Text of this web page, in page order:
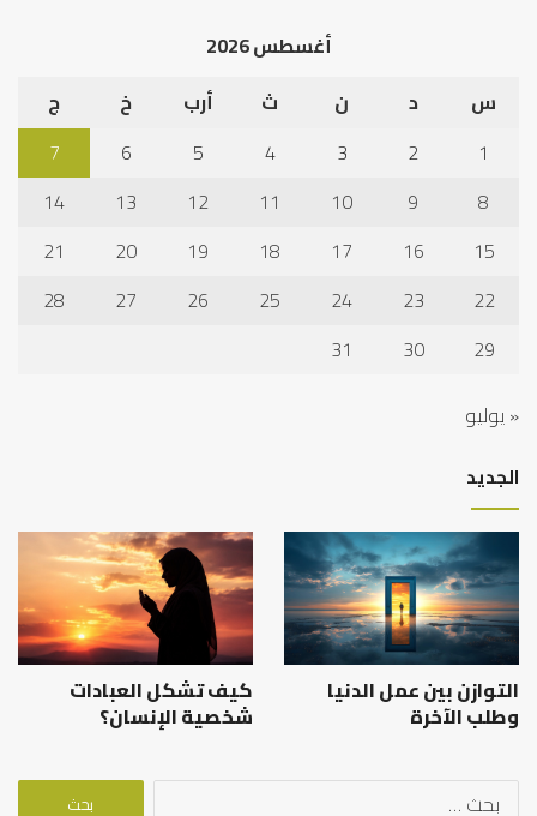
أغسطس 2026
س
د ن ث أرب خ
ج
1
2
3
4
5
6
7
8
9
10
11
12
13
14
15
16
17
18
19
20
21
22
23
24
25
26
27
28
29
30
31
« يوليو
الجديد
التوازن بين عمل الدنيا
وطلب الآخرة
كيف تشكل العبادات
شخصية الإنسان؟
البحث